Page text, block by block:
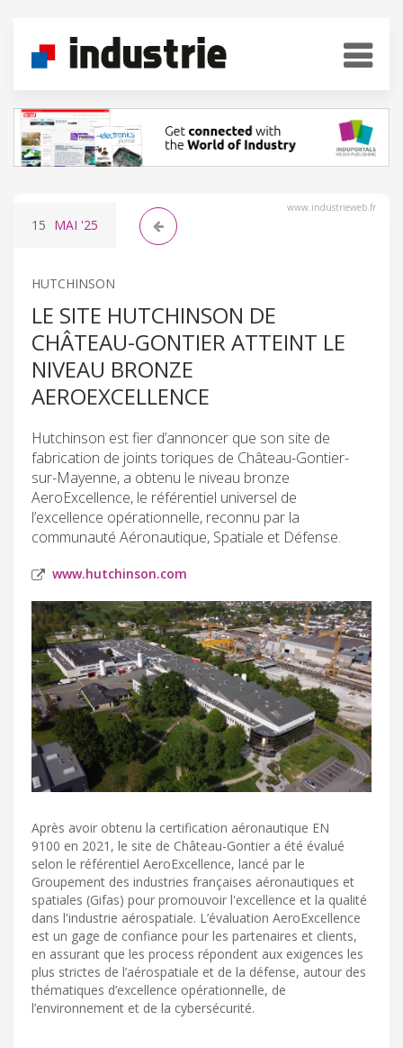
www.industrieweb.fr
15 MAI '25
HUTCHINSON
LE SITE HUTCHINSON DE
CHÂTEAU-GONTIER ATTEINT LE
NIVEAU BRONZE
AEROEXCELLENCE
Hutchinson est fier d’annoncer que son site de
fabrication de joints toriques de Château-Gontier-
sur-Mayenne, a obtenu le niveau bronze
AeroExcellence, le référentiel universel de
l’excellence opérationnelle, reconnu par la
communauté Aéronautique, Spatiale et Défense.
www.hutchinson.com
Après avoir obtenu la certification aéronautique EN
9100 en 2021, le site de Château-Gontier a été évalué
selon le référentiel AeroExcellence, lancé par le
Groupement des industries françaises aéronautiques et
spatiales (Gifas) pour promouvoir l'excellence et la qualité
dans l'industrie aérospatiale. L’évaluation AeroExcellence
est un gage de confiance pour les partenaires et clients,
en assurant que les process répondent aux exigences les
plus strictes de l’aérospatiale et de la défense, autour des
thématiques d’excellence opérationnelle, de
l’environnement et de la cybersécurité.